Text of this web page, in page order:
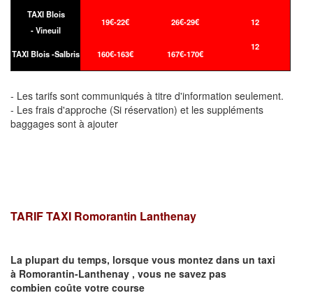
TAXI Blois
- Vineuil
19€-22€ 26€-29€ 12
TAXI Blois -Salbris 160€-163€ 167€-170€
12
- Les tarifs sont communiqués à titre d'information seulement.
- Les frais d'approche (Si réservation) et les suppléments
baggages sont à ajouter
TARIF TAXI Romorantin Lanthenay
La plupart du temps, lorsque vous montez dans un taxi
à Romorantin-Lanthenay , vous ne savez pas
combien coûte votre course